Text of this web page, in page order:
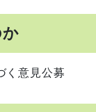
く意見公募